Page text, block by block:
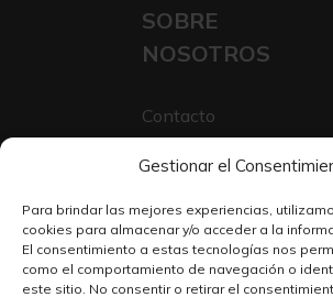
Gestionar el
Para brindar las mejores experiencias,
cookies para almacenar y/o acceder a la
El consentimiento a estas tecnologías nos
como el comportamiento de navegación o
este sitio. No consentir o retirar el
SOBRE
NOSOTROS
Contacto